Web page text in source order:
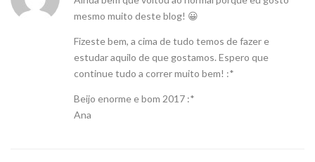
mesmo muito deste blog! 😀
Fizeste bem, a cima de tudo temos de fazer e
estudar aquilo de que gostamos. Espero que
continue tudo a correr muito bem! :*
Beijo enorme e bom 2017 :*
Ana